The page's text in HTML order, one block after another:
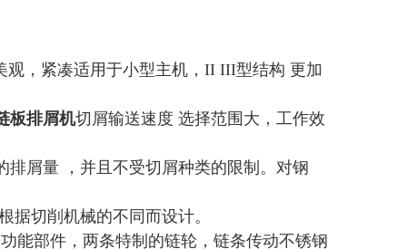
，紧凑适用于小型主机，II III型结构 更加
板排屑机切屑输送速度 选择范围大，工作效
屑量 ，并且不受切屑种类的限制。对钢
据切削机械的不同而设计。
能部件，两条特制的链轮，链条传动不锈钢